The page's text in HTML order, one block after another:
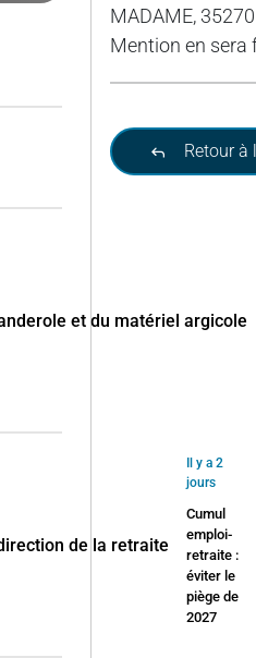
MADAME,
Mention en sera
Retour à
Il y a 2
jours
Cumul
emploi-
retraite :
éviter le
piège de
2027